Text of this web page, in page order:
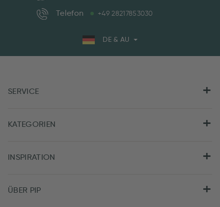
Telefon +49 28217853030
DE & AU
SERVICE
KATEGORIEN
INSPIRATION
ÜBER PIP